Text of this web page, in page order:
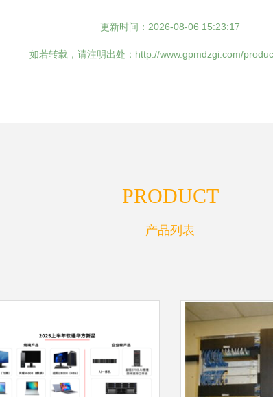
更新时间：2026-08-06 15:23:17
如若转载，请注明出处：http://www.gpmdzgi.com/
PRODUCT
产品列表